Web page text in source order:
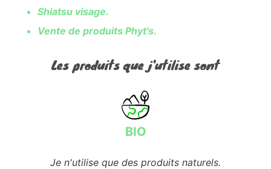
Shiatsu visage.
Vente de produits Phyt's.
Les produits que j'utilise sont
BIO
Je n'utilise que des produits naturels.